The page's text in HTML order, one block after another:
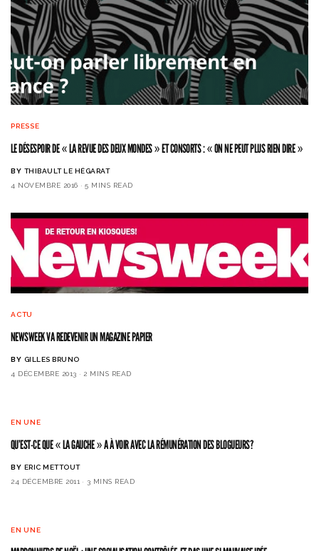
PRESSE
LE DÉSESPOIR DE « LA REVUE DES DEUX MONDES » ET CONSORTS : « ON NE PEUT PLUS RIEN DIRE »
BY THIBAULT LE HÉGARAT
4 NOVEMBRE 2016
5 MINS READ
ACTU
NEWSWEEK VA REDEVENIR UN MAGAZINE PAPIER
BY GILLES BRUNO
4 DÉCEMBRE 2013
2 MINS READ
EN UNE
QU’EST-CE QUE « LA GAUCHE » A À VOIR AVEC LA RÉMUNÉRATION DES BLOGUEURS?
BY ERIC METTOUT
24 DÉCEMBRE 2011
3 MINS READ
EN UNE